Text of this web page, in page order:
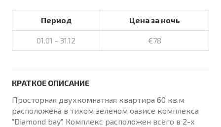
Период Цена за ночь
01.01 - 31.12 €78
КРАТКОЕ ОПИСАНИЕ
Просторная двухкомнатная квартира 60 кв.м
расположена в тихом зеленом оазисе комплекса
"Diamond bay". Комплекс расположен всего в 2-х